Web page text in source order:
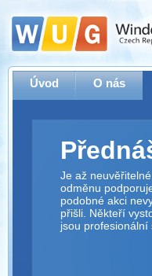
Úvod O nás
Je až
odměnu
podobné akci
přišli. Někteří
jsou profesionální